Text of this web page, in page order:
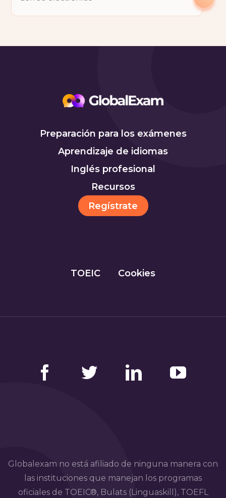
Preparación para los exámenes
Aprendizaje de idiomas
Inglés profesional
Recursos
Regístrate
TOEIC Cookies
Globalexam no está afiliado de ninguna manera con
las instituciones que manejan los programas
oficiales de TOEIC®, Bulats (Linguaskill), TOEFL